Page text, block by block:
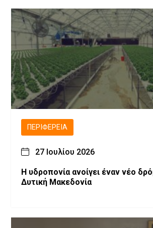
ΠΕΡΙΦΈΡΕΙΑ
27 Ιουλίου 2026
Η υδροπονία ανοίγει έναν νέο
Δυτική Μακεδονία